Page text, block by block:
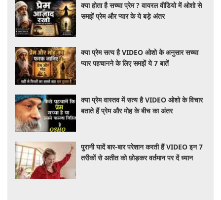
क्या होता है सच्चा प्रेम ? वायरल वीडियो में ओशो से
समझें प्रेम और प्यार के ये बड़े अंतर
क्या प्रेम सत्य है VIDEO ओशो के अनुसार सच्चा
प्यार पहचानने के लिए समझें ये 7 बातें
क्या प्रेम वास्तव में सत्य है VIDEO ओशो के विचार
बताते हैं प्रेम और मोह के बीच का अंतर
पुरानी यादें बार-बार परेशान करती हैं VIDEO इन 7
तरीकों से अतीत को छोड़कर वर्तमान पर दें ध्यान